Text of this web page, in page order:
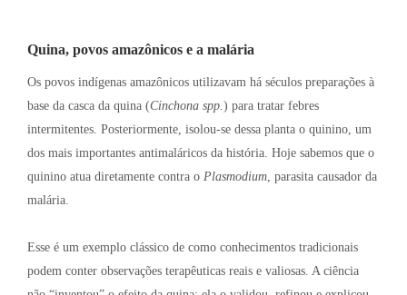
Quina, povos amazônicos e a malária
Os povos indígenas amazônicos utilizavam há séculos preparações à
base da casca da quina (Cinchona spp.) para tratar febres
intermitentes. Posteriormente, isolou-se dessa planta o quinino, um
dos mais importantes antimaláricos da história. Hoje sabemos que o
quinino atua diretamente contra o Plasmodium, parasita causador da
malária.
Esse é um exemplo clássico de como conhecimentos tradicionais
podem conter observações terapêuticas reais e valiosas. A ciência